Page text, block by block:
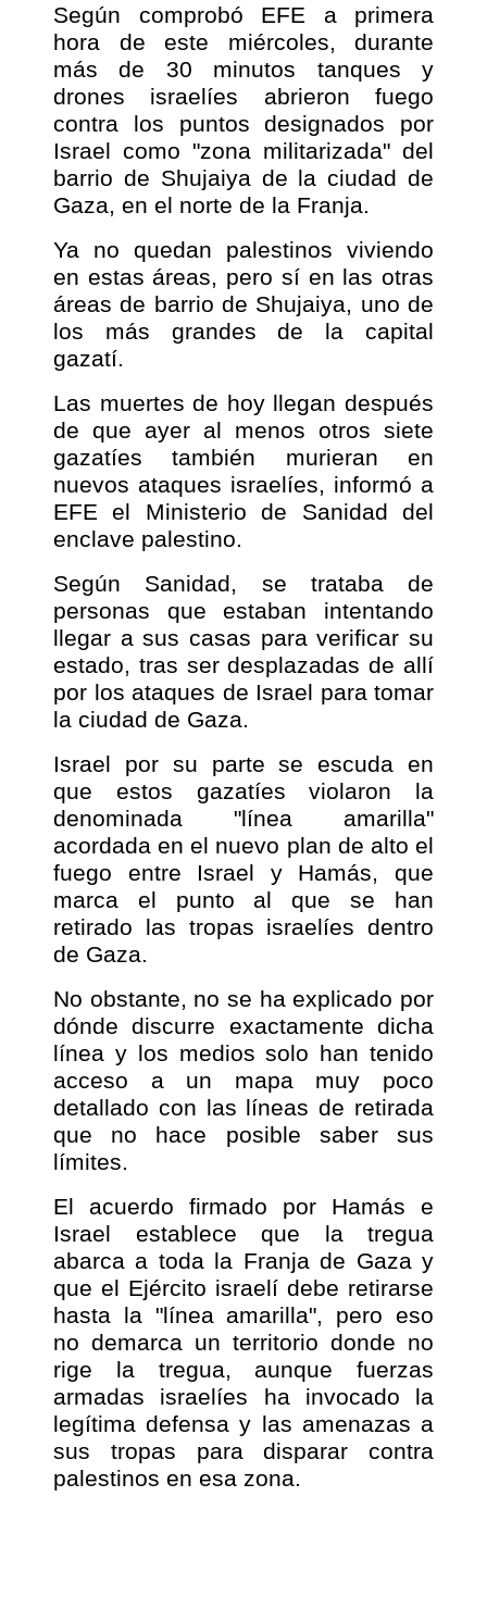
Según comprobó EFE a primera
hora de este miércoles, durante
más de 30 minutos tanques y
drones israelíes abrieron fuego
contra los puntos designados por
Israel como "zona militarizada" del
barrio de Shujaiya de la ciudad de
Gaza, en el norte de la Franja.
Ya no quedan palestinos viviendo
en estas áreas, pero sí en las otras
áreas de barrio de Shujaiya, uno de
los más grandes de la capital
gazatí.
Las muertes de hoy llegan después
de que ayer al menos otros siete
gazatíes también murieran en
nuevos ataques israelíes, informó a
EFE el Ministerio de Sanidad del
enclave palestino.
Según Sanidad, se trataba de
personas que estaban intentando
llegar a sus casas para verificar su
estado, tras ser desplazadas de allí
por los ataques de Israel para tomar
la ciudad de Gaza.
Israel por su parte se escuda en
que estos gazatíes violaron la
denominada "línea amarilla"
acordada en el nuevo plan de alto el
fuego entre Israel y Hamás, que
marca el punto al que se han
retirado las tropas israelíes dentro
de Gaza.
No obstante, no se ha explicado por
dónde discurre exactamente dicha
línea y los medios solo han tenido
acceso a un mapa muy poco
detallado con las líneas de retirada
que no hace posible saber sus
límites.
El acuerdo firmado por Hamás e
Israel establece que la tregua
abarca a toda la Franja de Gaza y
que el Ejército israelí debe retirarse
hasta la "línea amarilla", pero eso
no demarca un territorio donde no
rige la tregua, aunque fuerzas
armadas israelíes ha invocado la
legítima defensa y las amenazas a
sus tropas para disparar contra
palestinos en esa zona.